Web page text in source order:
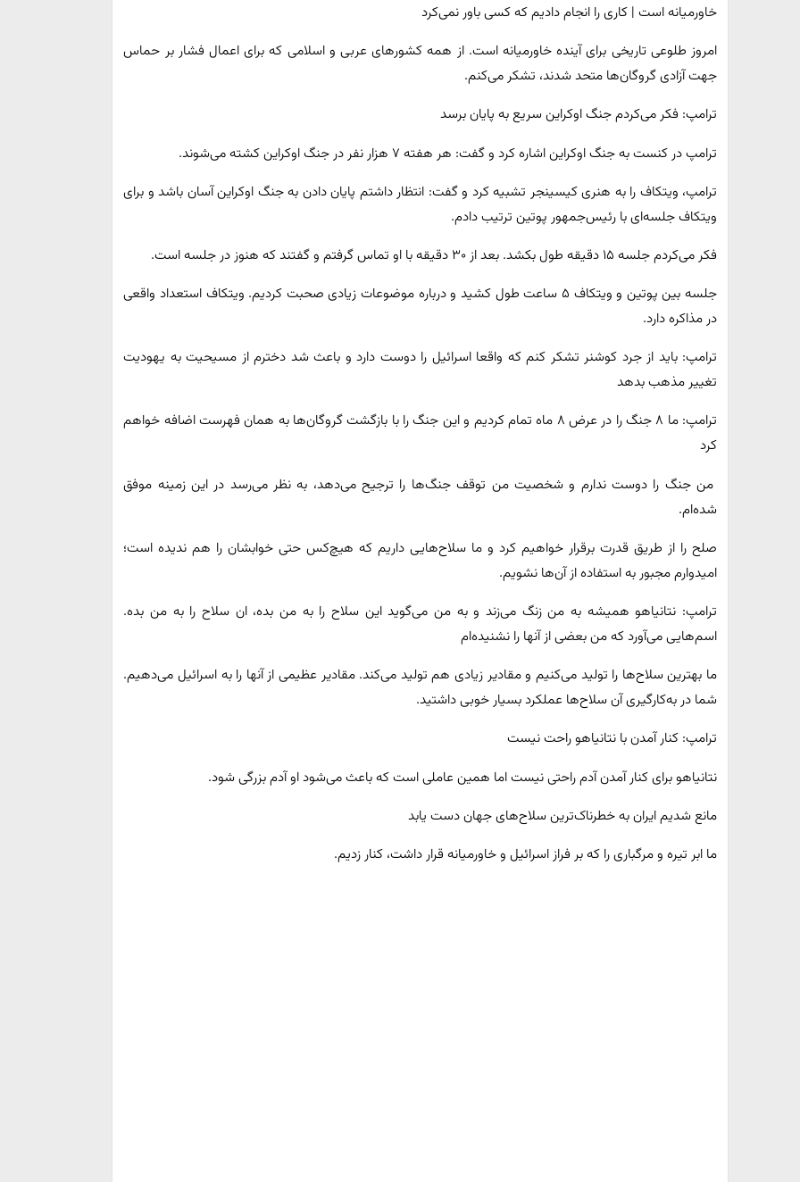
خاورمیانه است | کاری را انجام دادیم که کسی باور نمی‌کرد
امروز طلوعی تاریخی برای آینده خاورمیانه است. از همه کشورهای عربی و اسلامی که برای اعمال فشار بر حماس
جهت آزادی گروگان‌ها متحد شدند، تشکر می‌کنم.
ترامپ: فکر می‌کردم جنگ اوکراین سریع به پایان برسد
ترامپ در کنست به جنگ اوکراین اشاره کرد و گفت: هر هفته ۷ هزار نفر در جنگ اوکراین کشته می‌شوند.
ترامپ، ویتکاف را به هنری کیسینجر تشبیه کرد و گفت: انتظار داشتم پایان دادن به جنگ اوکراین آسان باشد و برای
ویتکاف جلسه‌ای با رئیس‌جمهور پوتین ترتیب دادم.
فکر می‌کردم جلسه ۱۵ دقیقه طول بکشد. بعد از ۳۰ دقیقه با او تماس گرفتم و گفتند که هنوز در جلسه است.
جلسه بین پوتین و ویتکاف ۵ ساعت طول کشید و درباره موضوعات زیادی صحبت کردیم. ویتکاف استعداد واقعی
در مذاکره دارد.
ترامپ: باید از جرد کوشنر تشکر کنم که واقعا اسرائیل را دوست دارد و باعث شد دخترم از مسیحیت به یهودیت
تغییر مذهب بدهد
ترامپ: ما ۸ جنگ را در عرض ۸ ماه تمام کردیم و این جنگ را با بازگشت گروگان‌ها به همان فهرست اضافه خواهم
کرد
من جنگ را دوست ندارم و شخصیت من توقف جنگ‌ها را ترجیح می‌دهد، به نظر می‌رسد در این زمینه موفق
شده‌ام.
صلح را از طریق قدرت برقرار خواهیم کرد و ما سلاح‌هایی داریم که هیچ‌کس حتی خوابشان را هم ندیده است؛
امیدوارم مجبور به استفاده از آن‌ها نشویم.
ترامپ: نتانیاهو همیشه به من زنگ می‌زند و به من می‌گوید این سلاح را به من بده، ان سلاح را به من بده.
اسم‌هایی می‌آورد که من بعضی از آنها را نشنیده‌ام
ما بهترین سلاح‌ها را تولید می‌کنیم و مقادیر زیادی هم تولید می‌کند. مقادیر عظیمی از آنها را به اسرائیل می‌دهیم.
شما در به‌کارگیری آن‌ سلاح‌ها عملکرد بسیار خوبی داشتید.
ترامپ: کنار آمدن با نتانیاهو راحت نیست
نتانیاهو برای کنار آمدن آدم راحتی نیست اما همین عاملی است که باعث می‌شود او آدم بزرگی شود.
مانع شدیم ایران به خطرناک‌ترین سلاح‌های جهان دست یابد
ما ابر تیره و مرگباری را که بر فراز اسرائیل و خاورمیانه قرار داشت، کنار زدیم.